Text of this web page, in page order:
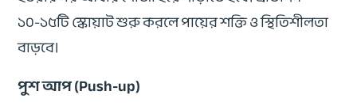
১০-১৫টি স্কোয়াট শুরু করলে পায়ের শক্তি ও স্থিতিশীলতা
বাড়বে।
পুশ আপ (Push-up)